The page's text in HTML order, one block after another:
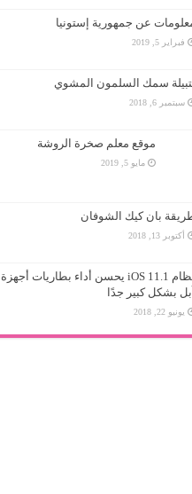
عن جمهورية إستونيا
فبراير 5, 2019
سمك السلمون المشوي
سبتمبر 6, 2018
موقع معلم صخرة الروشة
مايو 5, 2019
بان كيك الشوفان
أكتوبر 13, 2018
نظام iOS 11.1 يحسن أداء بطاريات أجهزة
بشكل كبير جدًا
يونيو 22, 2018